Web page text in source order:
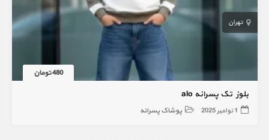
تهران
480 تومان
بلوز تک پسرانه alo
1 نوامبر 2025 پوشاک پسرانه